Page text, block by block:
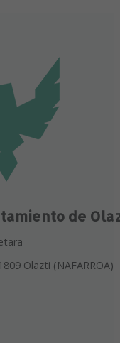
de
Olazti (NAFARROA)